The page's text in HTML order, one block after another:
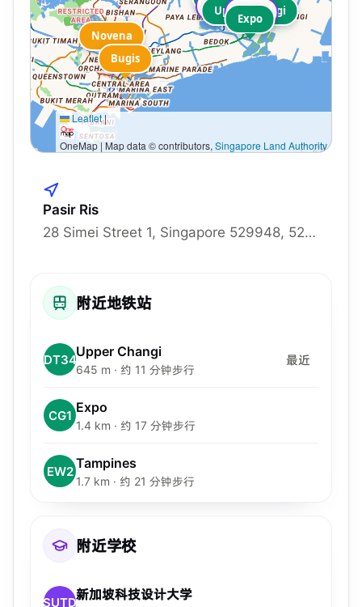
Melville Park
Upper Changi
Expo
SUTD
TP
Bugis
Novena
Leaflet|
OneMap | Map data © contributors, Singapore Land Authority
Pasir Ris
28 Simei Street 1, Singapore 529948, 529948
附近地铁站
DT34Upper Changi
645 m · 约 11 分钟步行
最近
CG1 Expo
1.4 km · 约 17 分钟步行
EW2Tampines
1.7 km · 约 21 分钟步行
附近学校
SUTD新加坡科技设计大学